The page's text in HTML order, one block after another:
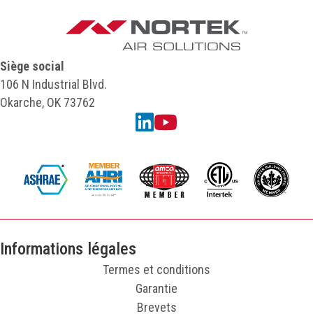
Siège social
106 N Industrial Blvd.
Okarche, OK 73762
Linkedin
YouTube
Informations légales
Termes et conditions
Garantie
Brevets